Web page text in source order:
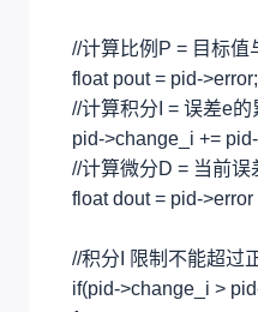
//计算比例P = 目标值
float pout = pid->error;
//计算积分I = 误差e的
pid->change_i += pid-
//计算微分D = 当前误
float dout = pid->error
//积分I 限制不能超过
if(pid->change_i >